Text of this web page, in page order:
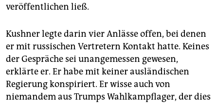
veröffentlichen ließ.
Kushner legte darin vier Anlässe offen, bei denen
er mit russischen Vertretern Kontakt hatte. Keines
der Gespräche sei unangemessen gewesen,
erklärte er. Er habe mit keiner ausländischen
Regierung konspiriert. Er wisse auch von
niemandem aus Trumps Wahlkampflager, der dies